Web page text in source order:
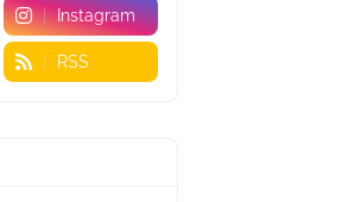
Instagram
RSS